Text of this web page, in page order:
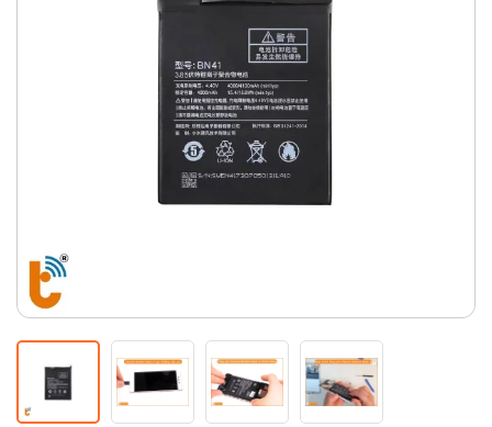
Màn hình iPhone
Màn hình Realme
Màn hình Vsmart Màn hình Google Pixel
Thay pin
Pin iPhone Pin Samsumg
Pin Realme